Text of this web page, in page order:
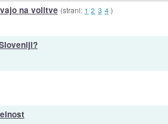
na volitve (strani: 1 2 3 4 )